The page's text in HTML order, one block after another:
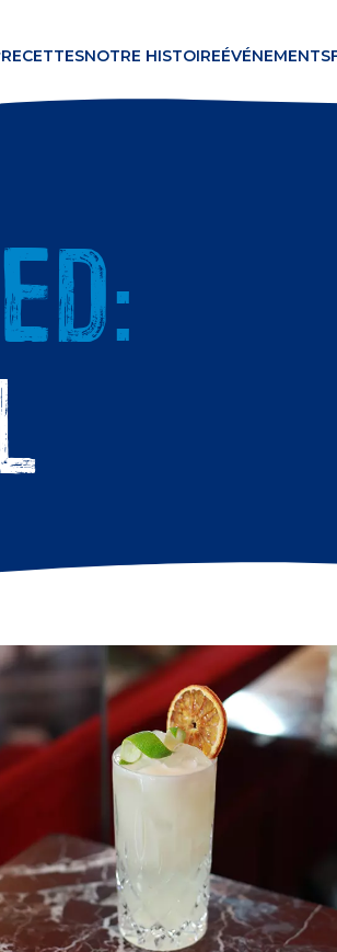
RECETTESNOTRE HISTOIREÉVÉNEMENTS